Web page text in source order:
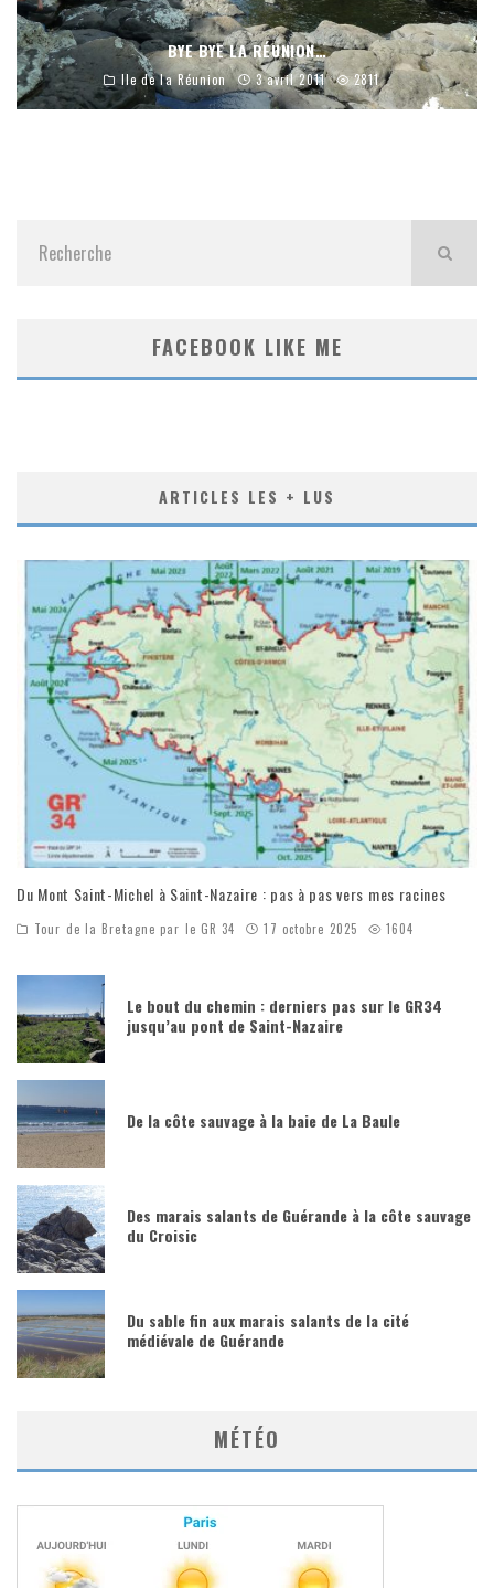
BYE BYE LA RÉUNION…
Ile de la Réunion 3 avril 2011 2811
FACEBOOK LIKE ME
ARTICLES LES + LUS
Du Mont Saint-Michel à Saint-Nazaire : pas à pas vers mes racines
Tour de la Bretagne par le GR 34 17 octobre 2025 1604
Le bout du chemin : derniers pas sur le GR34
jusqu’au pont de Saint-Nazaire
De la côte sauvage à la baie de La Baule
Des marais salants de Guérande à la côte sauvage
du Croisic
Du sable fin aux marais salants de la cité
médiévale de Guérande
MÉTÉO